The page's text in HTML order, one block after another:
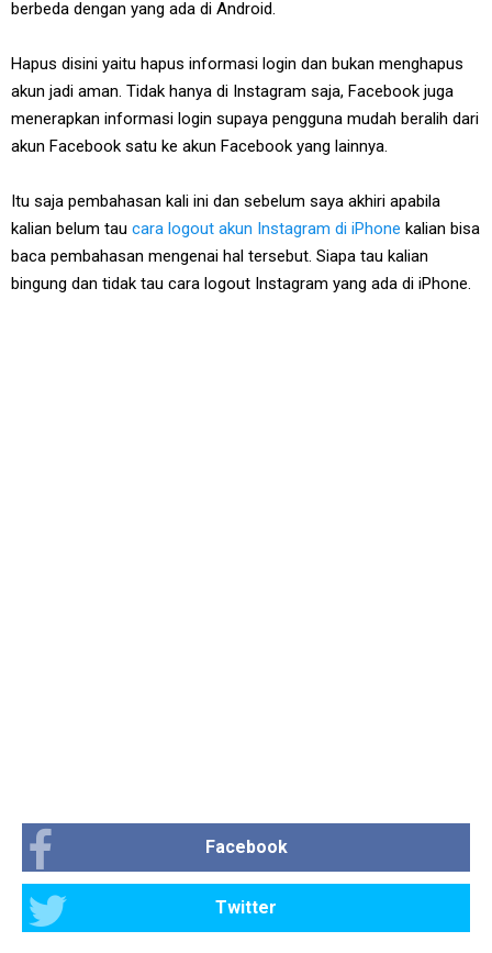
berbeda dengan yang ada di Android.
Hapus disini yaitu hapus informasi login dan bukan menghapus
akun jadi aman. Tidak hanya di Instagram saja, Facebook juga
menerapkan informasi login supaya pengguna mudah beralih dari
akun Facebook satu ke akun Facebook yang lainnya.
Itu saja pembahasan kali ini dan sebelum saya akhiri apabila
kalian belum tau cara logout akun Instagram di iPhone kalian bisa
baca pembahasan mengenai hal tersebut. Siapa tau kalian
bingung dan tidak tau cara logout Instagram yang ada di iPhone.
Facebook
Twitter